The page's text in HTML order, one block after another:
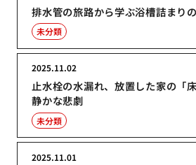
排水管の旅路から学ぶ浴槽詰まり
未分類
止水栓の水漏れ、放置した家の「
静かな悲劇
2025.11.02
未分類
2025.11.01